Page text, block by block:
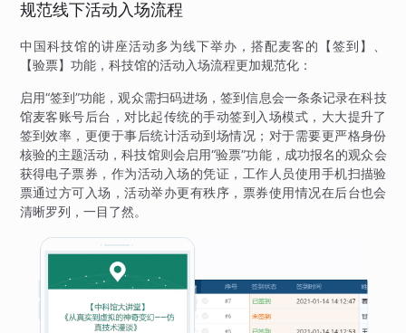
规范线下活动入场流程
中国科技馆的讲座活动多为线下举办，搭配麦客的【签到】、
【验票】功能，科技馆的活动入场流程更加规范化：
启用“签到”功能，观众需扫码进场，签到信息会一条条记录在科技
馆麦客账号后台，对比起传统的手动签到入场模式，大大提升了
签到效率，更便于事后统计活动到场情况；对于需要更严格身份
核验的主题活动，科技馆则会启用“验票”功能，成功报名的观众会
获得电子票券，作为活动入场的凭证，工作人员使用手机扫描验
票通过方可入场，活动举办更有秩序，票券使用情况在后台也会
清晰罗列，一目了然。